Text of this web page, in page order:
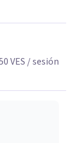
VES / sesión